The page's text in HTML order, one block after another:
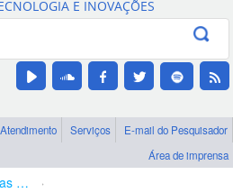
Canais
E INOVAÇÕES
Serviços
E-mail do Pesquisador
Área de imprensa
Bolsas e Auxílios Vigentes